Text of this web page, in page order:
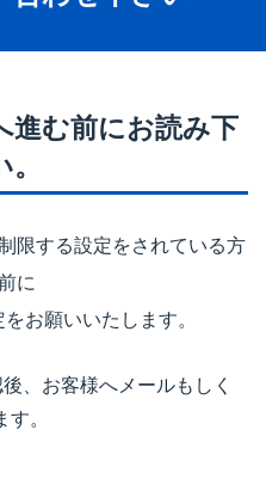
進む前にお読み下
限する設定をされている方
に
をお願いいたします。
、お客様へメールもしく
す。